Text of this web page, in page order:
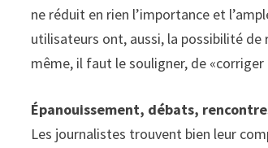
ne réduit en rien l’importance et
utilisateurs ont, aussi, la possibilité de
même, il faut le souligner, de «corriger
Épanouissement, débats,
Les journalistes trouvent bien leur